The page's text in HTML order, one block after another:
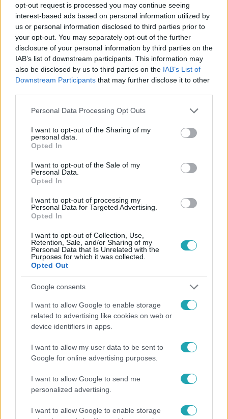
opt-out request is processed you may continue seeing
interest-based ads based on personal information utilized by
us or personal information disclosed to third parties prior to
your opt-out. You may separately opt-out of the further
disclosure of your personal information by third parties on the
IAB’s list of downstream participants. This information may
also be disclosed by us to third parties on the IAB’s List of
Downstream Participants that may further disclose it to other
Please note that this website/app uses one or more Google
not limited to your visit or usage behaviour. You may click to
grant or deny consent to Google and its third-party tags to
use your data for below specified purposes in below Google
consent section.
Personal Data Processing Opt Outs
I want to opt-out of the Sharing of my
personal data.
Opted In
I want to opt-out of the Sale of my
Personal Data.
Opted In
I want to opt-out of processing my
Personal Data for Targeted Advertising.
Opted In
I want to opt-out of Collection, Use,
Retention, Sale, and/or Sharing of my
Personal Data that Is Unrelated with the
Purposes for which it was collected.
Opted Out
Google consents
I want to allow Google to enable storage
related to advertising like cookies on web or
device identifiers in apps.
I want to allow my user data to be sent to
Google for online advertising purposes.
I want to allow Google to send me
personalized advertising.
I want to allow Google to enable storage
Kövess minket, és értesülj a friss hírekről a
Facebookon is!
Követem
CELEBKLUB #EZEN A NAPON
Népszerű